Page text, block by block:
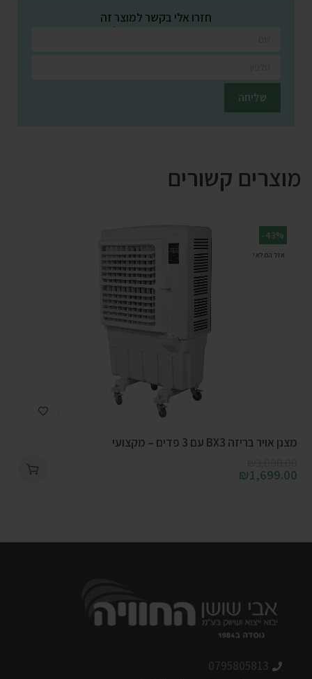
חזרו אלי בקשר למוצר זה
השאירו פרטים ונציגינו יחזרו אליכם בהקדם
מוצרים קשורים
-43%
אזל המלאי
מצנן אויר בריזה BX3 עם 3 פדים – מקצועי
₪1,699.00
0795805813